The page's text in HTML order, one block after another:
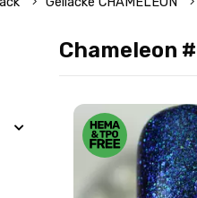
Chameleon